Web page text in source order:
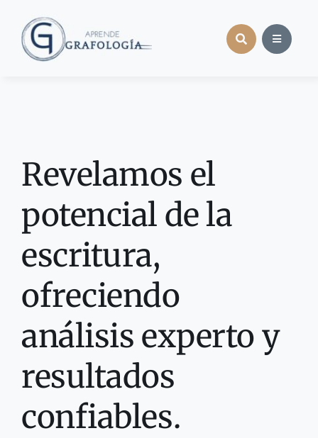
contenido
Revelamos el
potencial de la
escritura,
ofreciendo
análisis experto y
resultados
confiables.